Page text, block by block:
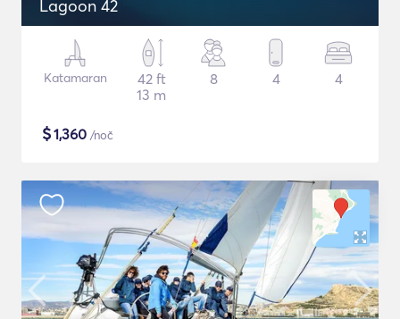
Lagoon 42
Katamaran
42 ft
13 m
8 4 4
$1,360 /noč